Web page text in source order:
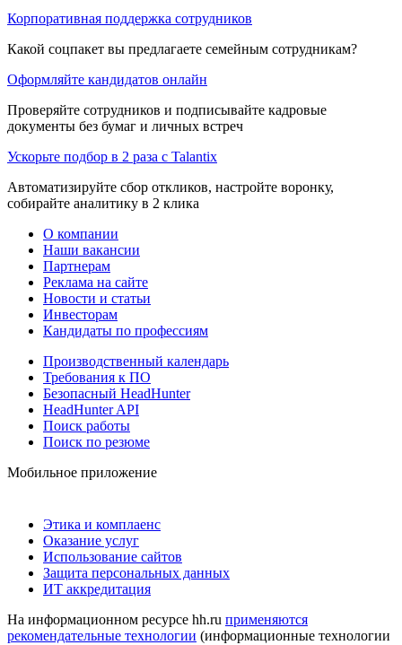
Корпоративная поддержка сотрудников
Какой соцпакет вы предлагаете семейным сотрудникам?
Оформляйте кандидатов онлайн
Проверяйте сотрудников и подписывайте кадровые
документы без бумаг и личных встреч
Ускорьте подбор в 2 раза с Talantix
Автоматизируйте сбор откликов, настройте воронку,
собирайте аналитику в 2 клика
О компании
Наши вакансии
Партнерам
Реклама на сайте
Новости и статьи
Инвесторам
Кандидаты по профессиям
Производственный календарь
Требования к ПО
Безопасный HeadHunter
HeadHunter API
Поиск работы
Поиск по резюме
Мобильное приложение
Этика и комплаенс
Оказание услуг
Использование сайтов
Защита персональных данных
ИТ аккредитация
На информационном ресурсе hh.ru применяются
рекомендательные технологии (информационные технологии